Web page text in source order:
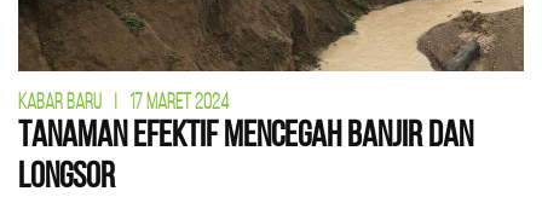
KABAR BARU 17 MARET 2024
Tanaman Efektif Mencegah Banjir dan
Longsor